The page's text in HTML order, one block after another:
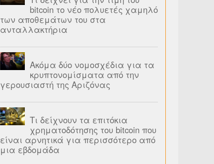
bitcoin το νέο πολυετές χαμηλό
των αποθεμάτων του στα
ανταλλακτήρια
Ακόμα δύο νομοσχέδια για τα
κρυπτονομίσματα από την
γερουσιαστή της Αριζόνας
Τι δείχνουν τα επιτόκια
χρηματοδότησης του bitcoin που
είναι αρνητικά για περισσότερο από
μια εβδομάδα